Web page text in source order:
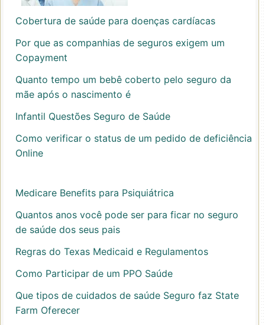
Cobertura de saúde para doenças cardíacas
Por que as companhias de seguros exigem um
Copayment
Quanto tempo um bebê coberto pelo seguro da
mãe após o nascimento é
Infantil Questões Seguro de Saúde
Como verificar o status de um pedido de deficiência
Online
Medicare Benefits para Psiquiátrica
Quantos anos você pode ser para ficar no seguro
de saúde dos seus pais
Regras do Texas Medicaid e Regulamentos
Como Participar de um PPO Saúde
Que tipos de cuidados de saúde Seguro faz State
Farm Oferecer